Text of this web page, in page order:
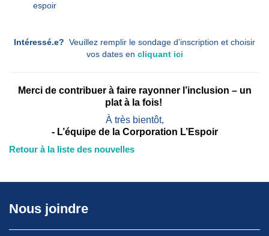
espoir
Intéressé.e? Veuillez remplir le sondage d’inscription et choisir
vos dates en cliquant ici
Merci de contribuer à faire rayonner l’inclusion – un
plat à la fois!
À très bientôt,
- L’équipe de la Corporation L’Espoir
Retour à la liste des nouvelles
Nous joindre